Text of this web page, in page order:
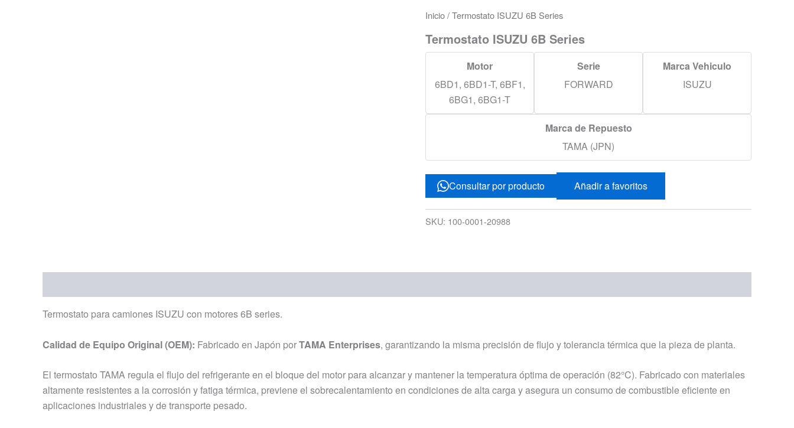
Inicio/ Termostato ISUZU 6B Series
Termostato ISUZU 6B Series
Motor
6BD1, 6BD1-T, 6BF1,
6BG1, 6BG1-T
Serie
FORWARD
Marca Vehiculo
ISUZU
Marca de Repuesto
TAMA (JPN)
Consultar por producto Añadir a favoritos
SKU: 100-0001-20988
Termostato para camiones ISUZU con motores 6B series.
Calidad de Equipo Original (OEM): Fabricado en Japón porTAMA Enterprises, garantizando la misma precisión de flujo y tolerancia térmica que la pieza de planta.
El termostato TAMA regula el flujo del refrigerante en el bloque del motor para alcanzar y mantener la temperatura óptima de operación (82°C). Fabricado con materiales
altamente resistentes a la corrosión y fatiga térmica, previene el sobrecalentamiento en condiciones de alta carga y asegura un consumo de combustible eficiente en
aplicaciones industriales y de transporte pesado.